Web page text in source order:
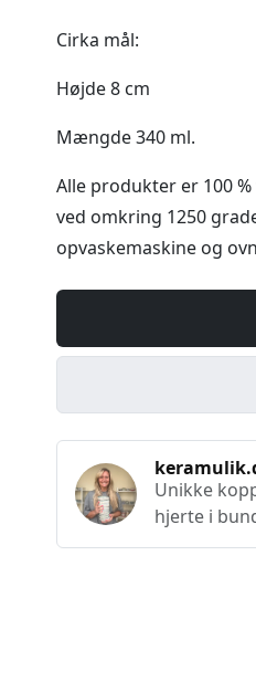
Cirka mål:
Højde 8 cm
Mængde 340 ml.
Alle produkter er 100
ved omkring 1250
opvaskemaskine og
Unikke
hjerte i